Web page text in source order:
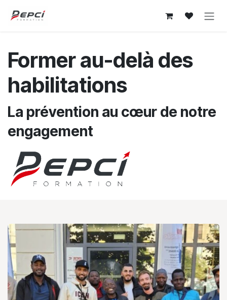
Former au-delà des
habilitations
La prévention au cœur de notre
engagement